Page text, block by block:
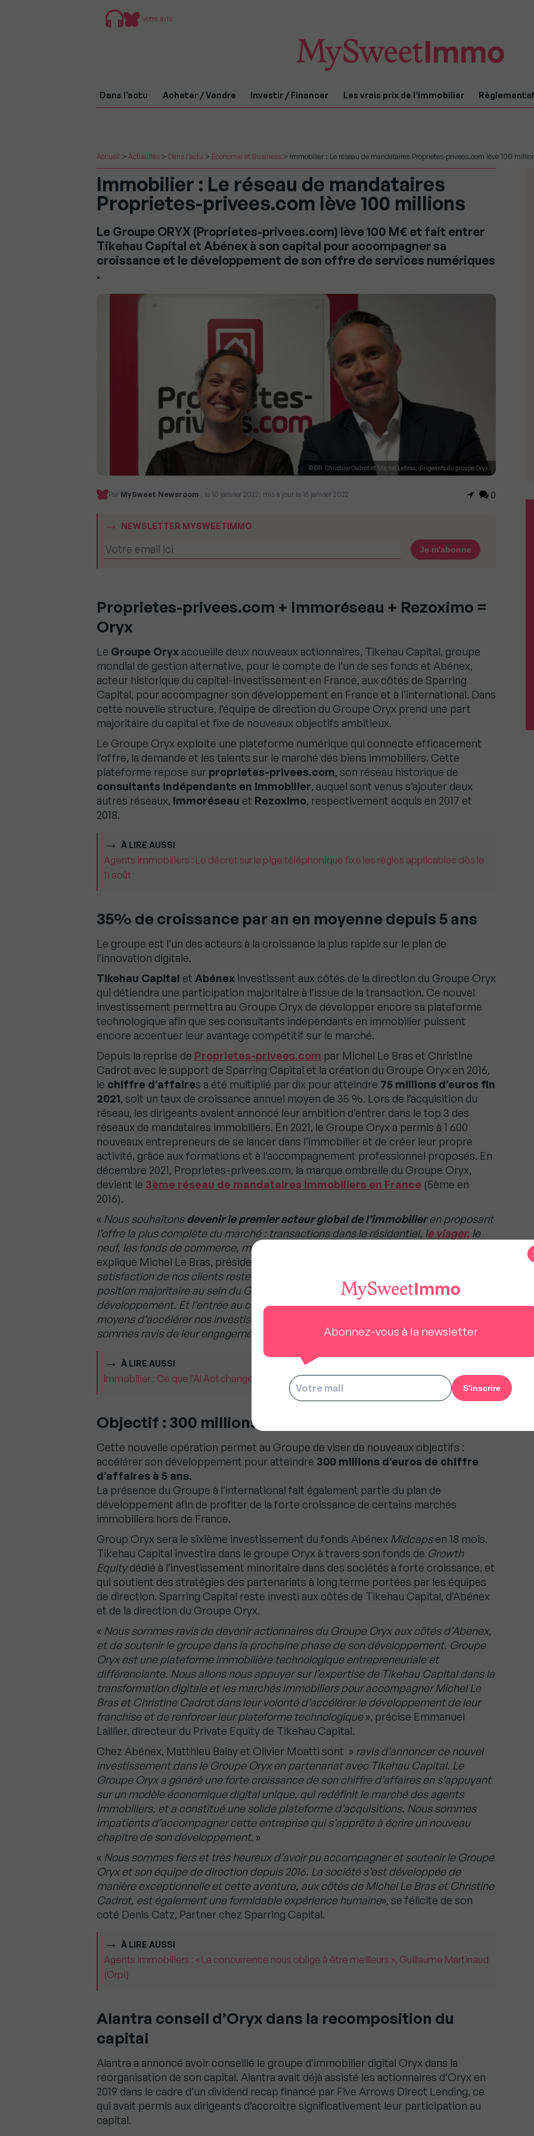
Votre avis
Dans l’actu Acheter / Vendre Investir / Financer Les vrais prix de l’immobilier
Accueil > Actualités > Dans l'actu > Économie et Business > Immobilier : Le réseau de mandataires Proprietes-privees.com lève 100
Immobilier : Le réseau de mandataires
Proprietes-privees.com lève 100 millions
Le Groupe ORYX (Proprietes-privees.com) lève 100 M€ et fait entrer
Tikehau Capital et Abénex à son capital pour accompagner sa
croissance et le développement de son offre de services numériques
.
© DR. Christine Cadrot et Michel Lebras, dirigeants du groupe Oryx.
Par MySweet Newsroom , le 10 janvier 2022, mis à jour le 16 janvier 2022 0
NEWSLETTER MYSWEETIMMO
Proprietes-privees.com + Immoréseau + Rezoximo =
Oryx
Le Groupe Oryx accueille deux nouveaux actionnaires, Tikehau Capital, groupe
mondial de gestion alternative, pour le compte de l’un de ses fonds et Abénex,
acteur historique du capital-investissement en France, aux côtés de Sparring
Capital, pour accompagner son développement en France et à l’international. Dans
cette nouvelle structure, l’équipe de direction du Groupe Oryx prend une part
majoritaire du capital et fixe de nouveaux objectifs ambitieux.
Le Groupe Oryx exploite une plateforme numérique qui connecte efficacement
l’offre, la demande et les talents sur le marché des biens immobiliers. Cette
plateforme repose sur proprietes-privees.com, son réseau historique de
consultants indépendants en immobilier, auquel sont venus s’ajouter deux
autres réseaux, Immoréseau et Rezoximo, respectivement acquis en 2017 et
2018.
À LIRE AUSSI
Agents immobiliers : Le décret sur la pige téléphonique fixe les règles applicables dès le
11 août
35% de croissance par an en moyenne depuis 5 ans
Le groupe est l’un des acteurs à la croissance la plus rapide sur le plan de
l’innovation digitale.
Tikehau Capital et Abénex investissent aux côtés de la direction du Groupe Oryx
qui détiendra une participation majoritaire à l’issue de la transaction. Ce nouvel
investissement permettra au Groupe Oryx de développer encore sa plateforme
technologique afin que ses consultants indépendants en immobilier puissent
encore accentuer leur avantage compétitif sur le marché.
Depuis la reprise de Proprietes-privees.com par Michel Le Bras et Christine
Cadrot avec le support de Sparring Capital et la création du Groupe Oryx en 2016,
le chiffre d’affaires a été multiplié par dix pour atteindre 75 millions d’euros fin
2021, soit un taux de croissance annuel moyen de 35 %. Lors de l’acquisition du
réseau, les dirigeants avaient annoncé leur ambition d’entrer dans le top 3 des
réseaux de mandataires immobiliers. En 2021, le Groupe Oryx a permis à 1 600
nouveaux entrepreneurs de se lancer dans l’immobilier et de créer leur propre
activité, grâce aux formations et à l’accompagnement professionnel proposés. En
décembre 2021, Proprietes-privees.com, la marque ombrelle du Groupe Oryx,
devient le 3ème réseau de mandataires immobiliers en France (5ème en
2016).
« Nous souhaitonsdevenir le premier acteur global de l’immobilieren proposant
l’offre la plus complète du marché : transactions dans le résidentiel, le viager, le
neuf, les fonds de commerce, mais aussi la gestion locative et le financement,
explique Michel Le Bras, président du groupe ORYX.
satisfaction de nos clients reste au cœur de notre stratégie. Notre prise de
position majoritaire au sein du Groupe nous permet de mieux contrôler notre
développement. Et l’entrée au capital d’Abénex et Tikehau Capital nous donne les
moyens d’accélérer nos investissements pour atteindre nos objectifs. Nous
sommes ravis de leur engagement à nos côtés
”.
À LIRE AUSSI
Immobilier : Ce que l’AI Act change vraiment pour les agences depuis le 2 août 2026
Objectif : 300 millions de chiffres d’affaires à 5 ans
Cette nouvelle opération permet au Groupe de viser de nouveaux objectifs :
accélérer son développement pour atteindre 300 millions d’euros de chiffre
d’affaires à 5 ans.
La présence du Groupe à l’international fait également partie du plan de
développement afin de profiter de la forte croissance de certains marchés
immobiliers hors de France.
Group Oryx sera le sixième investissement du fonds Abénex Midcapsen 18 mois.
Tikehau Capital investira dans le groupe Oryx à travers son fonds de Growth
Equitydédié à l’investissement minoritaire dans des sociétés à forte croissance, et
qui soutient des stratégies des partenariats à long terme portées par les équipes
de direction. Sparring Capital reste investi aux côtés de Tikehau Capital, d’Abénex
et de la direction du Groupe Oryx.
« Nous sommes ravis de devenir actionnaires du Groupe Oryx aux côtés d’Abenex,
et de soutenir le groupe dans la prochaine phase de son développement. Groupe
Oryx est une plateforme immobilière technologique entrepreneuriale et
différenciante. Nous allons nous appuyer sur l’expertise de Tikehau Capital dans la
transformation digitale et les marchés immobiliers pour accompagner Michel Le
Bras et Christine Cadrot dans leur volonté d’accélérer le développement de leur
franchise et de renforcer leur plateforme technologique», précise Emmanuel
Laillier, directeur du Private Equity de Tikehau Capital.
Chez Abénex, Matthieu Balay et Olivier Moatti sont » ravis d’annoncer ce nouvel
investissement dans le Groupe Oryx en partenariat avec Tikehau Capital. Le
Groupe Oryx a généré une forte croissance de son chiffre d’affaires en s’appuyant
sur un modèle économique digital unique, qui redéfinit le marché des agents
immobiliers, et a constitué une solide plateforme d’acquisitions. Nous sommes
impatients d’accompagner cette entreprise qui s’apprête à écrire un nouveau
chapitre de son développement. »
« Nous sommes fiers et très heureux d’avoir pu accompagner et soutenir le Groupe
Oryx et son équipe de direction depuis 2016. La société s’est développée de
manière exceptionnelle et cette aventure, aux côtés de Michel Le Bras et Christine
Cadrot, est également une formidable expérience humaine», se félicite de son
coté Denis Catz, Partner chez Sparring Capital.
À LIRE AUSSI
Agents immobiliers : « La concurrence nous oblige à être meilleurs », Guillaume Martinaud
(Orpi)
Alantra conseil d’Oryx dans la recomposition du
capital
Alantra a annoncé avoir conseillé le groupe d’immobilier digital Oryx dans la
réorganisation de son capital. Alantra avait déjà assisté les actionnaires d’Oryx en
2019 dans le cadre d’un dividend recap financé par Five Arrows Direct Lending, ce
qui avait permis aux dirigeants d’accroitre significativement leur participation au
capital.
Abonnez-vous à la newsletter